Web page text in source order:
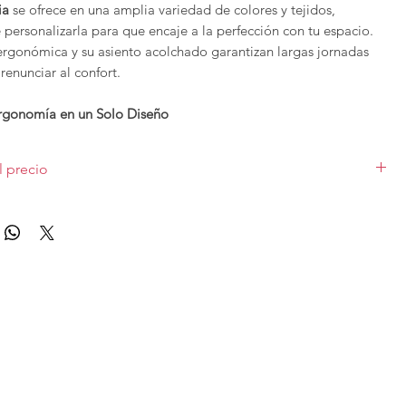
se ofrece en una amplia variedad de colores y tejidos,
para que encaje a la perfección con tu espacio.
y su asiento acolchado garantizan largas jornadas
al confort.
en un Solo Diseño
encontrar la posición perfecta para trabajar con una
es la elección ideal.
precio
serie oferta.